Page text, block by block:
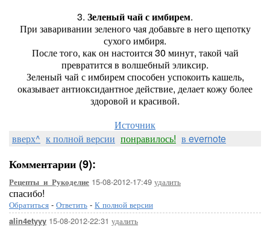
3. Зеленый чай с имбирем.
При заваривании зеленого чая добавьте в него щепотку
сухого имбиря.
После того, как он настоится 30 минут, такой чай
превратится в волшебный эликсир.
Зеленый чай с имбирем способен успокоить кашель,
оказывает антиоксидантное действие, делает кожу более
здоровой и красивой.
Источник
вверх^ к полной версии понравилось! в evernote
Комментарии (9):
Рецепты_и_Рукоделие 15-08-2012-17:49 удалить
спасибо!
Обратиться - Ответить - К полной версии
alin4etyyy 15-08-2012-22:31 удалить